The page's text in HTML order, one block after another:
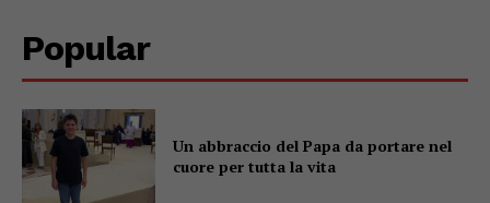
Popular
Un abbraccio del Papa da portare nel
cuore per tutta la vita